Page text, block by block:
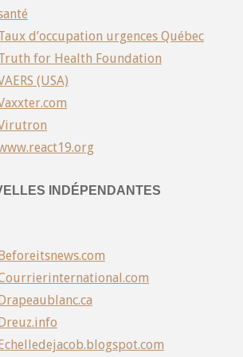
d’occupation urgences Québec
for Health Foundation
(USA)
INDÉPENDANTES